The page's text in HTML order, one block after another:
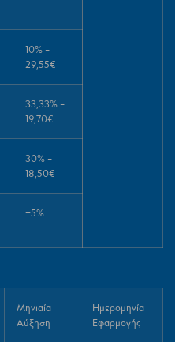
10% –
29,55€
33,33% –
19,70€
30% –
18,50€
+5%
Μηνιαία
Αύξηση
Ημερομηνία
Εφαρμογής